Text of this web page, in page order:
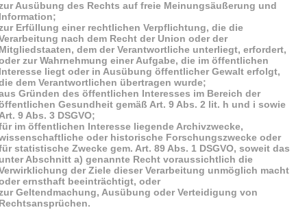
Ausübung des Rechts auf freie Meinungsäußerung und
Erfüllung einer rechtlichen Verpflichtung, die die
nach dem Recht der Union oder der
dem der Verantwortliche unterliegt, erfordert,
zur Wahrnehmung einer Aufgabe, die im öffentlichen
liegt oder in Ausübung öffentlicher Gewalt erfolgt,
dem Verantwortlichen übertragen wurde;
Gründen des öffentlichen Interesses im Bereich der
Gesundheit gemäß Art. 9 Abs. 2 lit. h und i sowie
9 Abs. 3 DSGVO;
im öffentlichen Interesse liegende Archivzwecke,
oder historische Forschungszwecke oder
statistische Zwecke gem. Art. 89 Abs. 1 DSGVO, soweit das
Abschnitt a) genannte Recht voraussichtlich die
der Ziele dieser Verarbeitung unmöglich macht
ernsthaft beeinträchtigt, oder
Geltendmachung, Ausübung oder Verteidigung von